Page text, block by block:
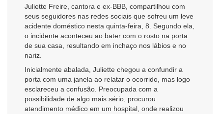
Juliette Freire, cantora e ex-BBB, compartilhou com
seus seguidores nas redes sociais que sofreu um leve
acidente doméstico nesta quinta-feira, 8. Segundo ela,
o incidente aconteceu ao bater com o rosto na porta
de sua casa, resultando em inchaço nos lábios e no
nariz.
Inicialmente abalada, Juliette chegou a confundir a
porta com uma janela ao relatar o ocorrido, mas logo
esclareceu a confusão. Preocupada com a
possibilidade de algo mais sério, procurou
atendimento médico em um hospital, onde realizou